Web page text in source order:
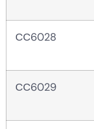
СС6028
СС6029